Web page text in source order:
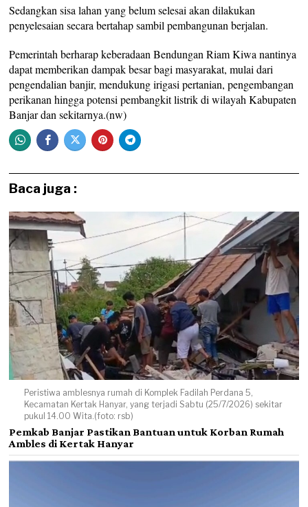
Sedangkan sisa lahan yang belum selesai akan dilakukan
penyelesaian secara bertahap sambil pembangunan berjalan.
Pemerintah berharap keberadaan Bendungan Riam Kiwa nantinya
dapat memberikan dampak besar bagi masyarakat, mulai dari
pengendalian banjir, mendukung irigasi pertanian, pengembangan
perikanan hingga potensi pembangkit listrik di wilayah Kabupaten
Banjar dan sekitarnya.(nw)
Baca juga :
Peristiwa amblesnya rumah di Komplek Fadilah Perdana 5,
Kecamatan Kertak Hanyar, yang terjadi Sabtu (25/7/2026) sekitar
pukul 14.00 Wita.(foto: rsb)
Pemkab Banjar Pastikan Bantuan untuk Korban Rumah
Ambles di Kertak Hanyar